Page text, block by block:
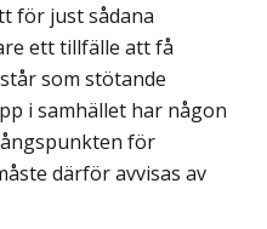
för just sådana
ett tillfälle att få
som stötande
i samhället har någon
för
därför avvisas av